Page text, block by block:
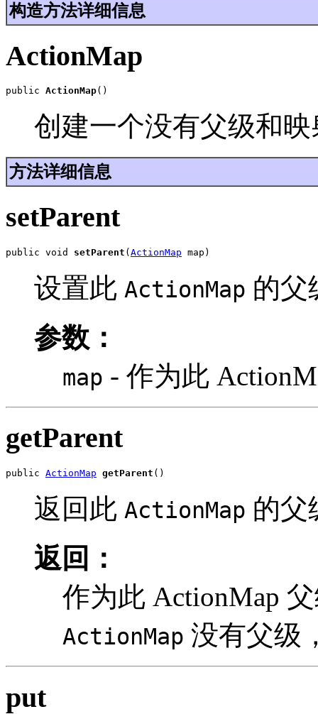
构造方法详细信息
ActionMap
public ActionMap()
创建一个没有父级和
方法详细信息
setParent
public void setParent (ActionMap map)
设置此 ActionMap 的父
参数：
map - 作为此
getParent
public ActionMap getParent ()
返回此 ActionMap 的父
返回：
作为此 ActionMap
ActionMap 没有父级
put